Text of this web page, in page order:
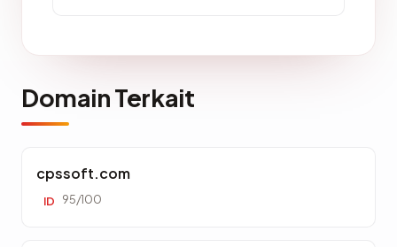
Domain Terkait
cpssoft.com
ID 95/100